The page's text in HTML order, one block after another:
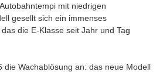
mit niedrigen
gesellt sich ein immenses
die E-Klasse seit Jahr und Tag
die Wachablösung an: das neue Modell